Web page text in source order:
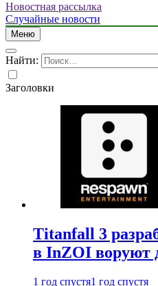
Новостная рассылка
Случайные новости
Меню
Найти:
Заголовки
Titanfall 3
в InZOI воруют
1 год спустя1 год спустя